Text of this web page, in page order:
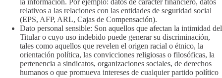
relativos a las relaciones con las entidades de seguridad social
(EPS, AFP, ARL, Cajas de Compensación).
Dato personal sensible: Son aquellos que afectan la intimidad del
Titular o cuyo uso indebido puede generar su discriminación,
tales como aquellos que revelen el origen racial o étnico, la
orientación política, las convicciones religiosas o filosóficas, la
pertenencia a sindicatos, organizaciones sociales, de derechos
humanos o que promueva intereses de cualquier partido político